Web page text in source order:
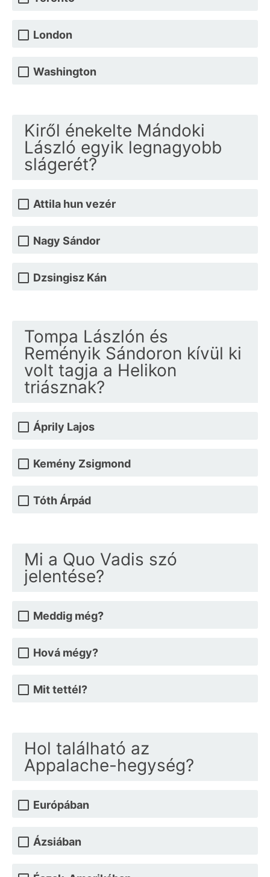
London
Washington
Kiről énekelte Mándoki
László egyik legnagyobb
slágerét?
Attila hun vezér
Nagy Sándor
Dzsingisz Kán
Tompa Lászlón és
Reményik Sándoron kívül ki
volt tagja a Helikon
triásznak?
Áprily Lajos
Kemény Zsigmond
Tóth Árpád
Mi a Quo Vadis szó
jelentése?
Meddig még?
Hová mégy?
Mit tettél?
Hol található az
Appalache-hegység?
Európában
Ázsiában